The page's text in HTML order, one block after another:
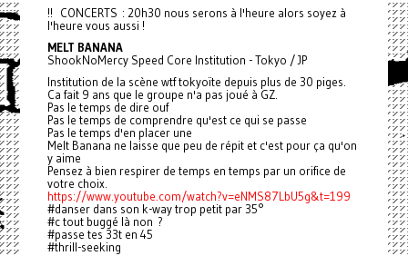
!! CONCERTS : 20h30 nous serons à l'heure alors soyez à
l'heure vous aussi !
MELT BANANA
ShookNoMercy Speed Core Institution - Tokyo / JP
Institution de la scène wtf tokyoïte depuis plus de 30 piges.
Ca fait 9 ans que le groupe n'a pas joué à GZ.
Pas le temps de dire ouf
Pas le temps de comprendre qu'est ce qui se passe
Pas le temps d'en placer une
Melt Banana ne laisse que peu de répit et c'est pour ça qu'on
y aime
Pensez à bien respirer de temps en temps par un orifice de
votre choix.
https://www.youtube.com/watch?v=eNMS87LbU5g&t=199
#danser dans son k-way trop petit par 35°
#c tout buggé là non ?
#passe tes 33t en 45
#thrill-seeking